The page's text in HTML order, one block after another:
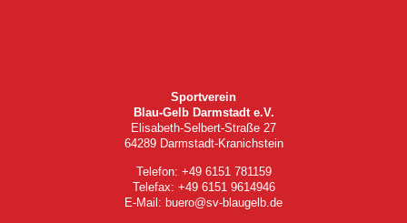
Sportverein
Blau-Gelb Darmstadt e.V.
Elisabeth-Selbert-Straße 27
64289 Darmstadt-Kranichstein
Telefon: +49 6151 781159
Telefax: +49 6151 9614946
E-Mail: buero@sv-blaugelb.de